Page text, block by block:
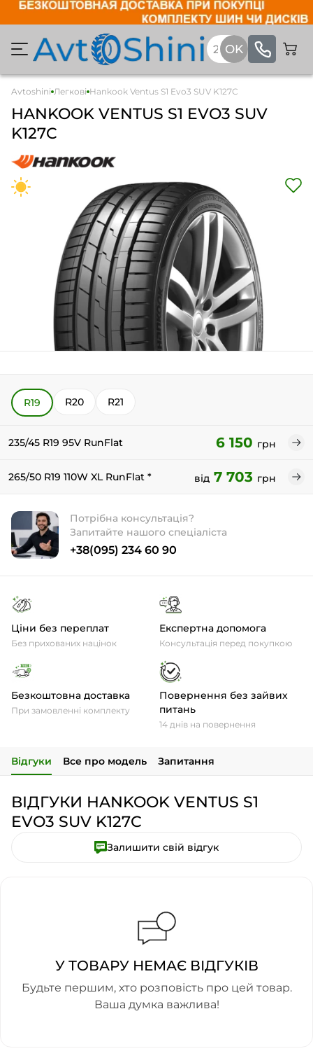
Avtoshini Легкові Hankook Ventus S1 Evo3 SUV K127C
HANKOOK VENTUS S1 EVO3 SUV
K127C
R19 R20 R21
235/45 R19 95V RunFlat 6 150 грн
265/50 R19 110W XL RunFlat * від 7 703 грн
Потрібна консультація?
Запитайте нашого спеціаліста
+38(095) 234 60 90
Ціни без переплат
Без прихованих націнок
Експертна допомога
Консультація перед покупкою
Безкоштовна доставка
При замовленні комплекту
Повернення без зайвих
питань
14 днів на повернення
Відгуки Все про модель Запитання
ВІДГУКИ HANKOOK VENTUS S1
EVO3 SUV K127C
Залишити свій відгук
У ТОВАРУ НЕМАЄ ВІДГУКІВ
Будьте першим, хто розповість про цей товар.
Ваша думка важлива!